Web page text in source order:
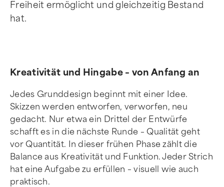
Freiheit ermöglicht und gleichzeitig Bestand
hat.
Kreativität und Hingabe – von Anfang an
Jedes Grunddesign beginnt mit einer Idee.
Skizzen werden entworfen, verworfen, neu
gedacht. Nur etwa ein Drittel der Entwürfe
schafft es in die nächste Runde – Qualität geht
vor Quantität. In dieser frühen Phase zählt die
Balance aus Kreativität und Funktion. Jeder Strich
hat eine Aufgabe zu erfüllen – visuell wie auch
praktisch.